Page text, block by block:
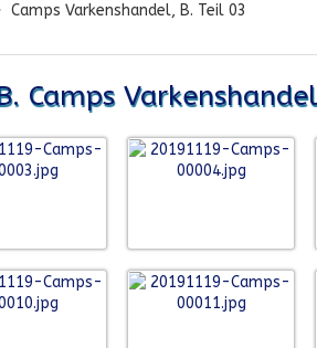
Camps Varkenshandel, B. Teil 03
Camps